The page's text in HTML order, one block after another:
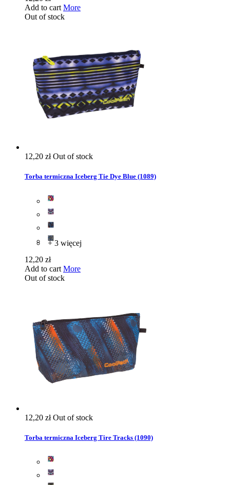
Add to cart More
Out of stock
12,20 złOut of stock
Torba termiczna Iceberg Tie Dye Blue (1089)
+ 3 więcej
12,20 zł
Add to cart More
Out of stock
12,20 złOut of stock
Torba termiczna Iceberg Tire Tracks (1090)